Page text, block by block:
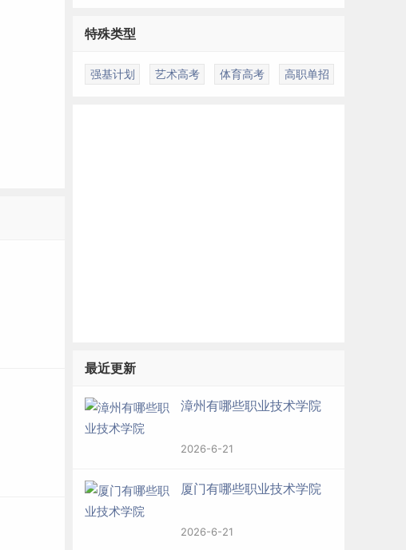
特殊类型
强基计划 艺术高考 体育高考 高职单招
最近更新
漳州有哪些职业技术学院
2026-6-21
厦门有哪些职业技术学院
2026-6-21